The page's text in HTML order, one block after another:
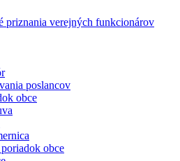
priznania verejných funkcionárov
poslancov
obce
obce